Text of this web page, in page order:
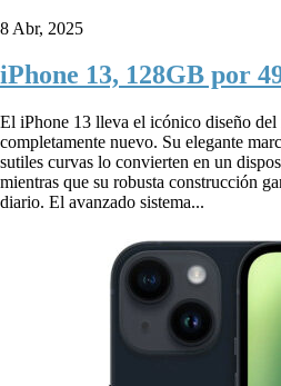
8 Abr, 2025
iPhone 13, 128GB por
El iPhone 13 lleva el icónico diseño
completamente nuevo. Su elegante
sutiles curvas lo convierten en un
mientras que su robusta construcción
diario. El avanzado sistema...